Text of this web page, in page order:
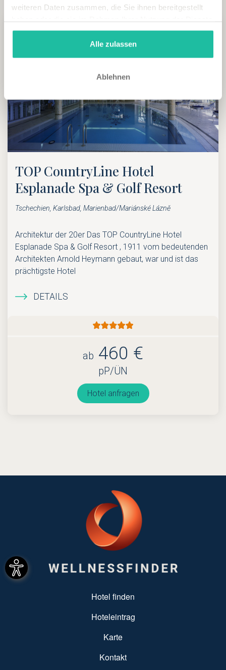
weiteren Daten zusammen, die Sie ihnen bereitgestellt
gesammelt haben.
Alle zulassen
Ablehnen
TOP CountryLine Hotel
Esplanade Spa & Golf Resort
Tschechien, Karlsbad, Marienbad/Mariánské Lázně
Architektur der 20er Das TOP CountryLine Hotel
Esplanade Spa & Golf Resort , 1911 vom bedeutenden
Architekten Arnold Heymann gebaut, war und ist das
prächtigste Hotel
DETAILS
ab 460 €
pP/ÜN
Hotel anfragen
Hotel finden
Hoteleintrag
Karte
Kontakt